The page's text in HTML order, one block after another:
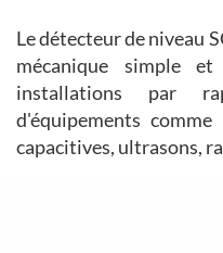
Le détecteur de niveau
mécanique simple
installations par
d'équipements
capacitives, ultrasons,